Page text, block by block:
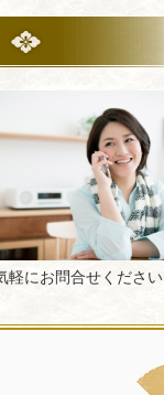
軽にお問合せください